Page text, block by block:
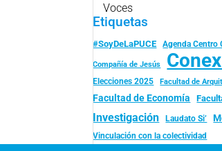
Voces
Etiquetas
#SoyDeLaPUCE Agenda Centro
Compañía de Jesús
Elecciones 2025
Facultad de
Facultad de Economía
Investigación Laudato Si’
Vinculación con la colectividad